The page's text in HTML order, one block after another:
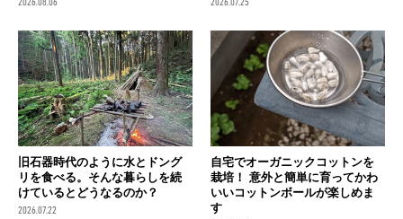
旧石器時代のように水とドング
リを食べる。そんな暮らしを続
けているとどうなるのか？
2026.07.22
自宅でオーガニックコットンを
栽培！ 意外と簡単に育ってかわ
いいコットンボールが楽しめま
す